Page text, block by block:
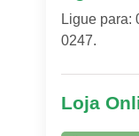
Ligue para:
0247.
Loja